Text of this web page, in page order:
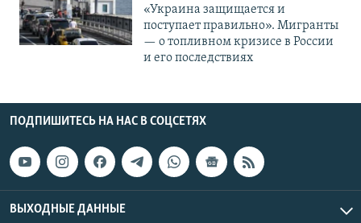
«Украина защищается и
поступает правильно». Мигранты
— о топливном кризисе в России
и его последствиях
ПОДПИШИТЕСЬ НА НАС В СОЦСЕТЯХ
ВЫХОДНЫЕ ДАННЫЕ